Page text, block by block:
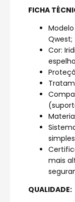
FICHA
Qwest;
Cor:
simples
mais
QUALIDADE: